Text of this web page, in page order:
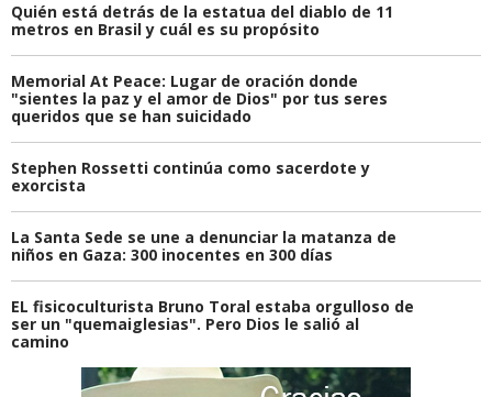
Quién está detrás de la estatua del diablo de 11
metros en Brasil y cuál es su propósito
Memorial At Peace: Lugar de oración donde
"sientes la paz y el amor de Dios" por tus seres
queridos que se han suicidado
Stephen Rossetti continúa como sacerdote y
exorcista
La Santa Sede se une a denunciar la matanza de
niños en Gaza: 300 inocentes en 300 días
EL fisicoculturista Bruno Toral estaba orgulloso de
ser un "quemaiglesias". Pero Dios le salió al
camino